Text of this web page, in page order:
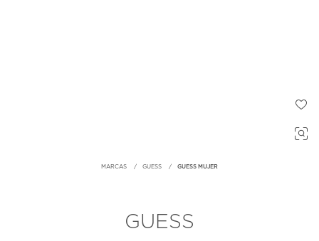
MARCAS GUESS GUESS MUJER
GUESS